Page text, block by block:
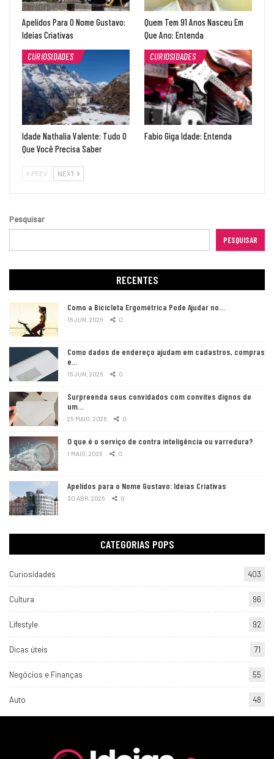
Apelidos Para O Nome Gustavo:
Ideias Criativas
Quem Tem 91 Anos Nasceu Em
Que Ano: Entenda
CURIOSIDADES
Idade Nathalia Valente: Tudo O
Que Você Precisa Saber
CURIOSIDADES
Fabio Giga Idade: Entenda
PREV NEXT
Pesquisar
PESQUISAR
RECENTES
Como a Bicicleta Ergométrica Pode Ajudar no…
16 JUN, 2026 0
Como dados de endereço ajudam em cadastros, compras
e…
16 JUN, 2026 0
Surpreenda seus convidados com convites dignos de
um…
25 MAIO, 2026 0
O que é o serviço de contra inteligência ou varredura?
1 MAIO, 2026 0
Apelidos para o Nome Gustavo: Ideias Criativas
30 ABR, 2026 0
CATEGORIAS POPS
Curiosidades 403
Cultura 96
Lifestyle 92
Dicas úteis 71
Negócios e Finanças 55
Auto 48